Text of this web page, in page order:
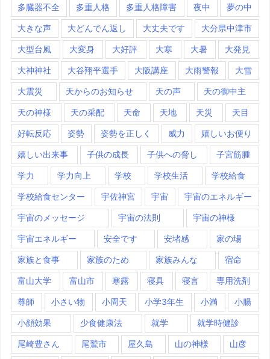
多臓器不全 多重人格 多重人格障害 夜中 夢の中
大きな声 大どんでん返し 大丈夫です 大分県中津市
大型台風 大変身 大好評 大寒 大暑 大発見
大神神社 大谷翔平選手 大阪講座 大雨警報 大雪
大震災 天からのお知らせ 天の声 天の御中主
天の神様 天の采配 天命 天地 天災 天目
好転反応 姿勢 姿勢を正しく 威力 嬉しいお便り
嬉しい出来事 子供の成長 子供への脅し 子宮筋腫
学力 学力向上 学校 学校生活 学校給食
学校給食センター 宇佐神宮 宇宙 宇宙のエネルギー
宇宙のメッセージ 宇宙の法則 宇宙の神様
宇宙エネルギー 安全です 安堵感 家の場
家族と食事 家族のため 家族みんな 宿命
富山大学 富山市 寒露 寝具 寝言 専用洗剤
尊師 小さい物 小周天 小学3年生 小満 小腸
小顔効果 少食健康法 就学 就学時健診
尾崎豊さん 尾鷲市 屋久島 山の神様 山彦